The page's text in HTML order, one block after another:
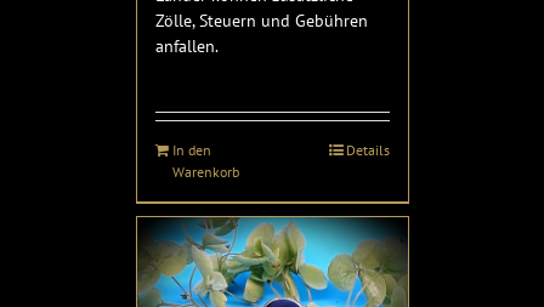
Zölle, Steuern und Gebühren
anfallen.
In den
Warenkorb
Details